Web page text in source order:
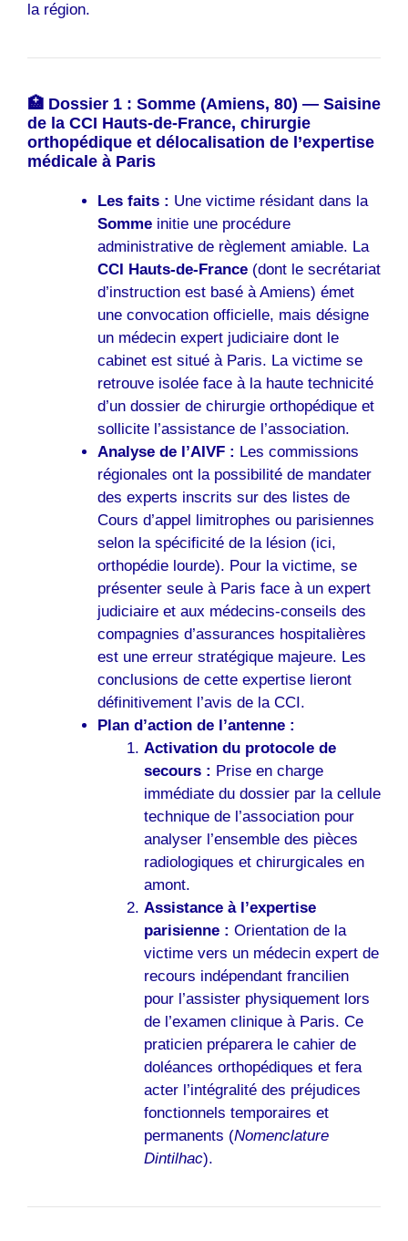
la région.
🏥 Dossier 1 : Somme (Amiens, 80) — Saisine
de la CCI Hauts-de-France, chirurgie
orthopédique et délocalisation de l’expertise
médicale à Paris
Les faits : Une victime résidant dans la
Sommeinitie une procédure
administrative de règlement amiable. La
CCI Hauts-de-France(dont le secrétariat
d’instruction est basé à Amiens) émet
une convocation officielle, mais désigne
un médecin expert judiciaire dont le
cabinet est situé à Paris. La victime se
retrouve isolée face à la haute technicité
d’un dossier de chirurgie orthopédique et
sollicite l’assistance de l’association.
Analyse de l’AIVF : Les commissions
régionales ont la possibilité de mandater
des experts inscrits sur des listes de
Cours d’appel limitrophes ou parisiennes
selon la spécificité de la lésion (ici,
orthopédie lourde). Pour la victime, se
présenter seule à Paris face à un expert
judiciaire et aux médecins-conseils des
compagnies d’assurances hospitalières
est une erreur stratégique majeure. Les
conclusions de cette expertise lieront
définitivement l’avis de la CCI.
Plan d’action de l’antenne :
Activation du protocole de
secours : Prise en charge
immédiate du dossier par la cellule
technique de l’association pour
analyser l’ensemble des pièces
radiologiques et chirurgicales en
amont.
Assistance à l’expertise
parisienne : Orientation de la
victime vers un médecin expert de
recours indépendant francilien
pour l’assister physiquement lors
de l’examen clinique à Paris. Ce
praticien préparera le cahier de
doléances orthopédiques et fera
acter l’intégralité des préjudices
fonctionnels temporaires et
permanents (Nomenclature
Dintilhac).